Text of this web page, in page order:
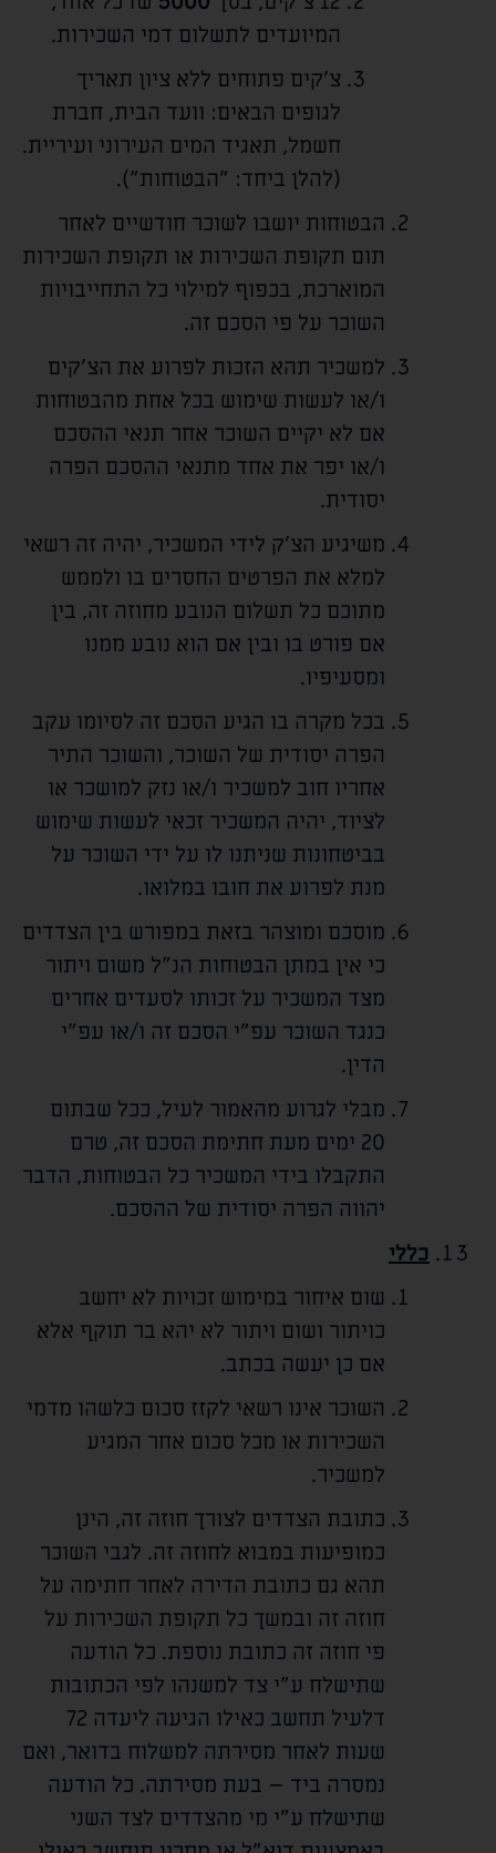
המיועדים לתשלום דמי השכירות.
צ'קים פתוחים ללא ציון תאריך
לגופים הבאים: וועד הבית, חברת
חשמל, תאגיד המים העירוני ועיריית.
(להלן ביחד: "הבטוחות").
הבטוחות יושבו לשוכר חודשיים לאחר
תום תקופת השכירות או תקופת השכירות
המוארכת, בכפוף למילוי כל התחייבויות
השוכר על פי הסכם זה.
למשכיר תהא הזכות לפרוע את הצ'קים
ו/או לעשות שימוש בכל אחת מהבטוחות
אם לא יקיים השוכר אחר תנאי ההסכם
ו/או יפר את אחד מתנאי ההסכם הפרה
יסודית.
משיגיע הצ'ק לידי המשכיר, יהיה זה רשאי
למלא את הפרטים החסרים בו ולממש
מתוכם כל תשלום הנובע מחוזה זה, בין
אם פורט בו ובין אם הוא נובע ממנו
ומסעיפיו.
בכל מקרה בו הגיע הסכם זה לסיומו עקב
הפרה יסודית של השוכר, והשוכר התיר
אחריו חוב למשכיר ו/או נזק למושכר או
לציוד, יהיה המשכיר זכאי לעשות שימוש
בביטחונות שניתנו לו על ידי השוכר על
מנת לפרוע את חובו במלואו.
מוסכם ומוצהר בזאת במפורש בין הצדדים
כי אין במתן הבטוחות הנ"ל משום ויתור
מצד המשכיר על זכותו לסעדים אחרים
כנגד השוכר עפ"י הסכם זה ו/או עפ"י
הדין.
מבלי לגרוע מהאמור לעיל, ככל שבתום
20 ימים מעת חתימת הסכם זה, טרם
התקבלו בידי המשכיר כל הבטוחות, הדבר
יהווה הפרה יסודית של ההסכם.
כללי
שום איחור במימוש זכויות לא יחשב
כויתור ושום ויתור לא יהא בר תוקף אלא
אם כן יעשה בכתב.
השוכר אינו רשאי לקזז סכום כלשהו מדמי
השכירות או מכל סכום אחר המגיע
למשכיר.
כתובת הצדדים לצורך חוזה זה, הינן
כמופיעות במבוא לחוזה זה. לגבי השוכר
תהא גם כתובת הדירה לאחר חתימה על
חוזה זה ובמשך כל תקופת השכירות על
פי חוזה זה כתובת נוספת. כל הודעה
שתישלח ע"י צד למשנהו לפי הכתובות
דלעיל תחשב כאילו הגיעה ליעדה 72
שעות לאחר מסירתה למשלוח בדואר, ואם
נמסרה ביד – בעת מסירתה. כל הודעה
שתישלח ע"י מי מהצדדים לצד השני